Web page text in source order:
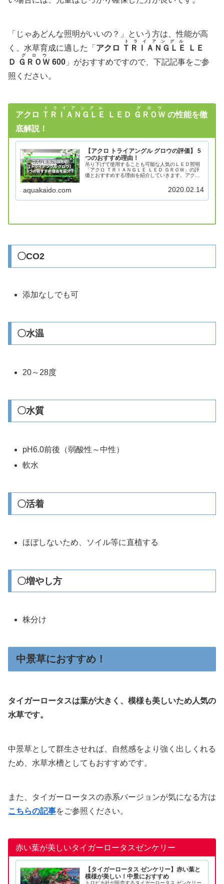
「じゃあどんな照明がいいの？」という方は、性能が高
く、水草育成に適した「 アクロ ＴＲＩＡＮＧＬＥ
トライアングル
ＬＥ
Ｄ ＧＲＯＷ
グロウ
600 」がおすすめですので、下記記事をご参
照ください。
アクロ ＴＲＩＡＮＧＬＥ
トライアングル
ＬＥＤ ＧＲＯＷ
グロウ
の性能を徹
底解説！
【アクロ トライアングル グロウの評価】 5
つのおすすめ理由！
吊り下げて使用することも可能な人気のＬＥＤ照明
「アクロ ＴＲＩＡＮＧＬＥ ＬＥＤ ＧＲＯＷ」の評
価とおすすめする理由を紹介していきます。アク
㎝用60㎝用90㎝用120㎝用消費電力9.8W19...
aquakaido.com 2020.02.14
〇CO2
添加なしでも可
〇水温
20～28度
〇水質
pH6.0前後（弱酸性～中性）
軟水
〇活着
ほぼしないため、ソイル等に直植する
〇増やし方
株分け
中景草におすすめ！
タイガーロータスは葉が大きく、模様も美しいため人気の
水草です。
中景草として群生させれば、自然感をより強く出しくれる
ため、水草水槽としてもおすすめです。
また、タイガーロータスの赤系バージョンが気になる方は
こちらの記事をご参照ください。
赤い葉が美しいタイガーロータスゼンケリー
【タイガーロータス ゼンケリー】赤い葉と
模様が美しい！中景におすすめ